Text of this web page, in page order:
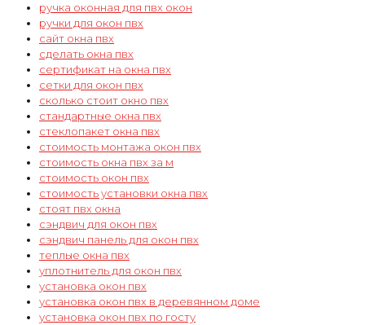
ручка оконная для пвх окон
ручки для окон пвх
сайт окна пвх
сделать окна пвх
сертификат на окна пвх
сетки для окон пвх
сколько стоит окно пвх
стандартные окна пвх
стеклопакет окна пвх
стоимость монтажа окон пвх
стоимость окна пвх за м
стоимость окон пвх
стоимость установки окна пвх
стоят пвх окна
сэндвич для окон пвх
сэндвич панель для окон пвх
теплые окна пвх
уплотнитель для окон пвх
установка окон пвх
установка окон пвх в деревянном доме
установка окон пвх по госту